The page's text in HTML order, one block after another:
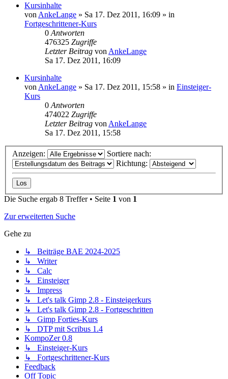
Kursinhalte
von AnkeLange » Sa 17. Dez 2011, 16:09 » in
Fortgeschrittener-Kurs
0 Antworten
476325 Zugriffe
Letzter Beitrag von AnkeLange
Sa 17. Dez 2011, 16:09
Kursinhalte
von AnkeLange » Sa 17. Dez 2011, 15:58 » in Einsteiger-
Kurs
0 Antworten
474022 Zugriffe
Letzter Beitrag von AnkeLange
Sa 17. Dez 2011, 15:58
Anzeigen:
Sortiere nach:
Richtung:
Die Suche ergab 8 Treffer • Seite 1 von 1
Zur erweiterten Suche
Gehe zu
↳ Beiträge BAE 2024-2025
↳ Writer
↳ Calc
↳ Einsteiger
↳ Impress
↳ Let's talk Gimp 2.8 - Einsteigerkurs
↳ Let's talk Gimp 2.8 - Fortgeschritten
↳ Gimp Forties-Kurs
↳ DTP mit Scribus 1.4
KompoZer 0.8
↳ Einsteiger-Kurs
↳ Fortgeschrittener-Kurs
Feedback
Off Topic